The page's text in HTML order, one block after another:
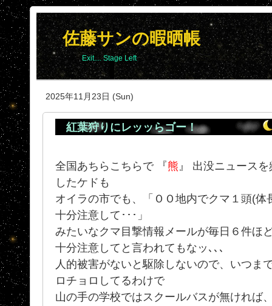
佐藤サンの暇晒帳
Exit.... Stage Left
2025年11月23日 (Sun)
紅葉狩りにレッッらゴー！
全国あちらこちらで 『熊 』 出没ニュース
したケドも
オイラの市でも、「ＯＯ地内でクマ１頭(
十分注意して･･･」
みたいなクマ目撃情報メールが毎日６件ほ
十分注意してと言われてもなッ､､､
人的被害がないと駆除しないので、いつま
ロチョロしてるわけで
山の手の学校ではスクールバスが無ければ